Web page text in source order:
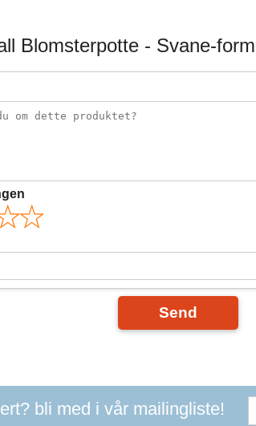
Blomsterpotte - Svane-
Send
bli med i vår mailingliste!